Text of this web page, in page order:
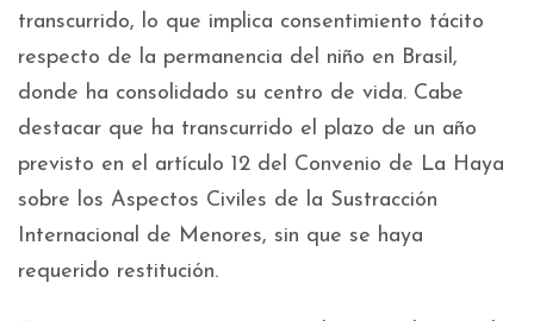
transcurrido, lo que implica consentimiento tácito
respecto de la permanencia del niño en Brasil,
donde ha consolidado su centro de vida. Cabe
destacar que ha transcurrido el plazo de un año
previsto en el artículo 12 del Convenio de La Haya
sobre los Aspectos Civiles de la Sustracción
Internacional de Menores, sin que se haya
requerido restitución.